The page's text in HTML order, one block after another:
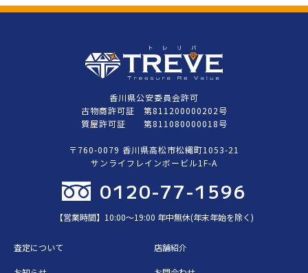
香川県公安委員会許可
古物商許可証 第811200000202号
質屋許可証 第811080000018号
〒760-0079 香川県高松市松縄町1053-21
サンライフレインボービル1F-A
0120-77-1596
【営業時間】10:00〜19:00 年中無休(年末年始を除く)
査定について 店舗紹介